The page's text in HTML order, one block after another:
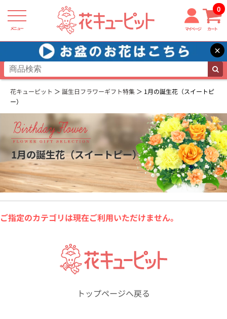
メニュー マイページ カート
0
×
花キューピット 誕生日フラワーギフト特集
1月の誕生花（スイートピ
ー）
1月の誕生花（スイートピー）
ご指定のカテゴリは現在ご利用いただけません。
トップページへ戻る